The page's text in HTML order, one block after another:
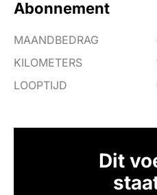
binnenspiegel
Brake Assist System
buitenspiegels
buitenspiegels in
Abonnement
MAANDBEDRAG
KILOMETERS
LOOPTIJD
Dit